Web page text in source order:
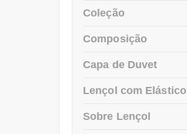
Coleção
Composição
Capa de Duvet
Lençol com Elástico
Sobre Lençol